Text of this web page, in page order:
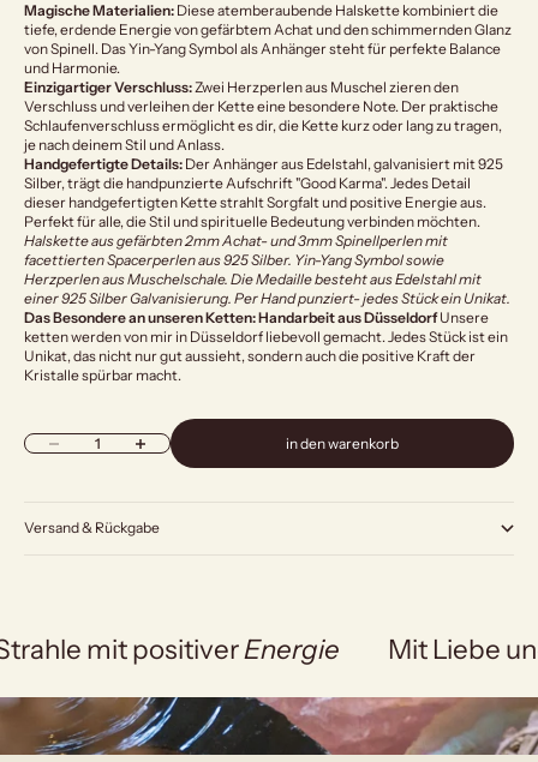
Magische Materialien: Diese atemberaubende Halskette kombiniert die
tiefe, erdende Energie von gefärbtem Achat und den schimmernden Glanz
von Spinell. Das Yin-Yang Symbol als Anhänger steht für perfekte Balance
und Harmonie.
Einzigartiger Verschluss:Zwei Herzperlen aus Muschel zieren den
Verschluss und verleihen der Kette eine besondere Note. Der praktische
Schlaufenverschluss ermöglicht es dir, die Kette kurz oder lang zu tragen,
je nach deinem Stil und Anlass.
Handgefertigte Details: Der Anhänger aus Edelstahl, galvanisiert mit 925
Silber, trägt die handpunzierte Aufschrift "Good Karma". Jedes Detail
dieser handgefertigten Kette strahlt Sorgfalt und positive Energie aus.
Perfekt für alle, die Stil und spirituelle Bedeutung verbinden möchten.
Halskette aus gefärbten 2mm Achat- und 3mm Spinellperlen mit
facettierten Spacerperlen aus 925 Silber. Yin-Yang Symbol sowie
Herzperlen aus Muschelschale. Die Medaille besteht aus Edelstahl mit
einer 925 Silber Galvanisierung. Per Hand punziert- jedes Stück ein Unikat.
Das Besondere an unseren Ketten: Handarbeit aus DüsseldorfUnsere
ketten werden von mir in Düsseldorf liebevoll gemacht. Jedes Stück ist ein
Unikat, das nicht nur gut aussieht, sondern auch die positive Kraft der
Kristalle spürbar macht.
Anzahl verringernAnzahl erhöhen in den warenkorb
Versand & Rückgabe
mit positiverEnergie Mit Liebe